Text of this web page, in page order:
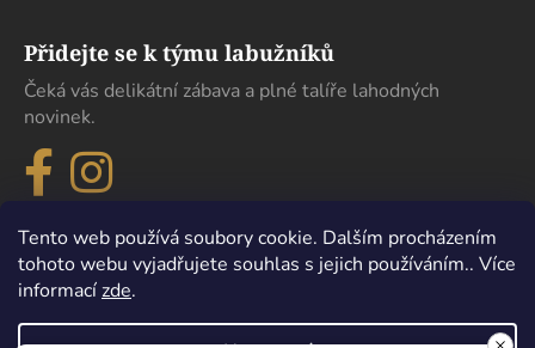
Tento web používá soubory cookie. Dalším procházením
tohoto webu vyjadřujete souhlas s jejich používáním.. Více
informacízde.
Přidejte se k týmu labužníků
Čeká vás delikátní zábava a plné talíře lahodných
novinek.